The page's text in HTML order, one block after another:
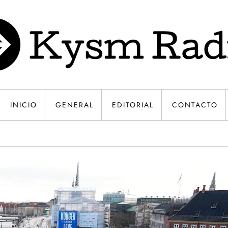
INICIO GENERAL EDITORIAL CONTACTO